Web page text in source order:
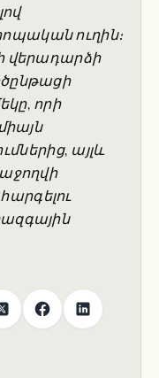
ուղին։
վերադարձի
որի
այլև